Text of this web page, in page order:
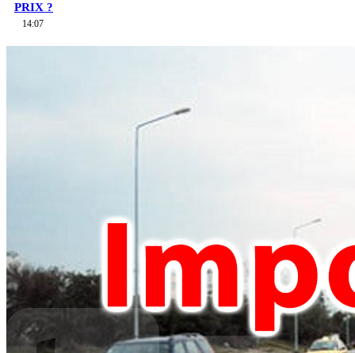
PRIX ?
14:07